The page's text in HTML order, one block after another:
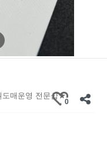
도매운영 전문샵★
0